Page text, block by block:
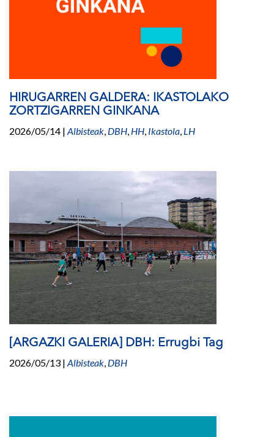
HIRUGARREN GALDERA: IKASTOLAKO
ZORTZIGARREN GINKANA
2026/05/14 | Albisteak, DBH, HH, Ikastola, LH
[ARGAZKI GALERIA] DBH: Errugbi Tag
2026/05/13 | Albisteak, DBH